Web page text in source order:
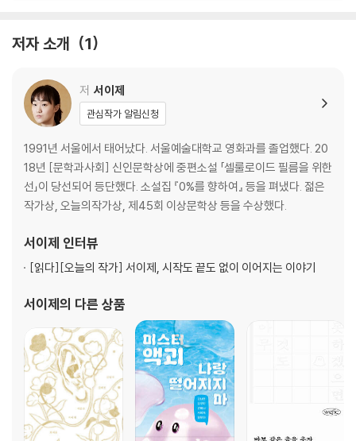
저자 소개 1
저 서이제
관심작가 알림신청
1991년 서울에서 태어났다. 서울예술대학교 영화과를 졸업했다. 20
18년 [문학과사회] 신인문학상에 중편소설 「셀룰로이드 필름을 위한
선」이 당선되어 등단했다. 소설집 『0%를 향하여』 등을 펴냈다. 젊은
작가상, 오늘의작가상, 제45회 이상문학상 등을 수상했다.
서이제 인터뷰
[읽다][오늘의 작가] 서이제, 시작도 끝도 없이 이어지는 이야기
서이제의 다른 상품